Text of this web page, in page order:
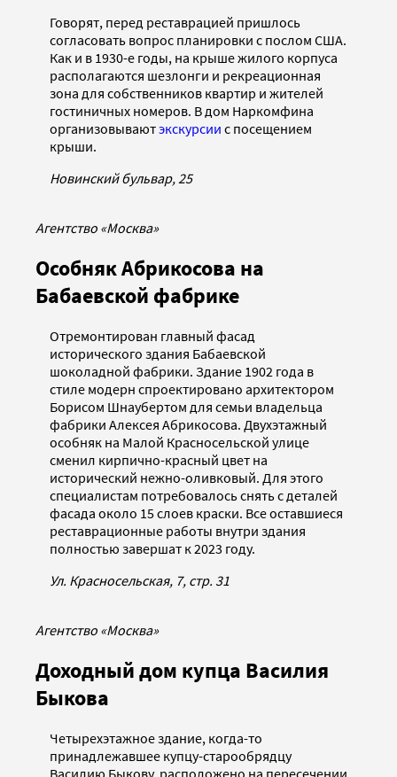
Говорят, перед реставрацией пришлось
согласовать вопрос планировки с послом США.
Как и в 1930-е годы, на крыше жилого корпуса
располагаются шезлонги и рекреационная
зона для собственников квартир и жителей
гостиничных номеров. В дом Наркомфина
организовываютэкскурсии с посещением
крыши.
Новинский бульвар, 25
Агентство «Москва»
Особняк Абрикосова на
Бабаевской фабрике
Отремонтирован главный фасад
исторического здания Бабаевской
шоколадной фабрики. Здание 1902 года в
стиле модерн спроектировано архитектором
Борисом Шнаубертом для семьи владельца
фабрики Алексея Абрикосова. Двухэтажный
особняк на Малой Красносельской улице
сменил кирпично-красный цвет на
исторический нежно-оливковый. Для этого
специалистам потребовалось снять с деталей
фасада около 15 слоев краски. Все оставшиеся
реставрационные работы внутри здания
полностью завершат к 2023 году.
Ул. Красносельская, 7, стр. 31
Агентство «Москва»
Доходный дом купца Василия
Быкова
Четырехэтажное здание, когда-то
принадлежавшее купцу-старообрядцу
Василию Быкову, расположено на пересечении